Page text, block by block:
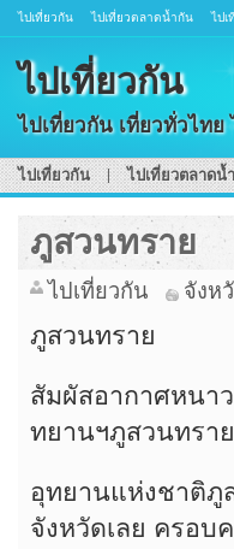
ไปเที่ยวกัน ไปเที่ยวตลาดน้ำกัน ไป
ไปเที่ยวกัน
ไปเที่ยวกัน เที่ยวทั่วไท
ไปเที่ยวกัน ไปเที่ยวตลาดน้
ภูสวนทราย
ไปเที่ยวกัน จังห
ภูสวนทราย
สัมผัสอากาศหนา
ทยานฯภูสวนทรา
อุทยานแห่งชาติภู
จังหวัดเลย ครอ